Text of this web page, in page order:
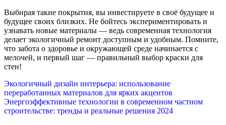
Выбирая такие покрытия, вы инвестируете в своё будущее и
будущее своих близких. Не бойтесь экспериментировать и
узнавать новые материалы — ведь современная технология
делает экологичный ремонт доступным и удобным. Помните,
что забота о здоровье и окружающей среде начинается с
мелочей, и первый шаг — правильный выбор краски для
стен!
Навигация
по
записям
Экологичный дизайн интерьера: использование
переработанных материалов для ярких акцентов
Энергоэффективные технологии в современном частном
строительстве: тренды и реальные решения 2024